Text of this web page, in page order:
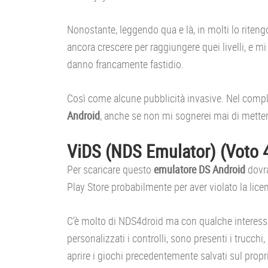
Nonostante, leggendo qua e là, in molti lo
ancora crescere per raggiungere quei livelli, e
danno francamente fastidio.
Così come alcune pubblicità invasive. Nel
Android, anche se non mi sognerei mai di
ViDS (NDS Emulator) (Voto
Per scaricare questo emulatore DS Android
Play Store probabilmente per aver violato la
C’è molto di NDS4droid ma con qualche
personalizzati i controlli, sono presenti i
aprire i giochi precedentemente salvati sul